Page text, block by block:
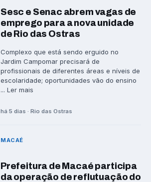
Sesc e Senac abrem vagas de
emprego para a nova unidade
de Rio das Ostras
Complexo que está sendo erguido no
Jardim Campomar precisará de
profissionais de diferentes áreas e níveis de
escolaridade; oportunidades vão do ensino
... Ler mais
há 5 dias · Rio das Ostras
MACAÉ
Prefeitura de Macaé participa
da operação de reflutuação do